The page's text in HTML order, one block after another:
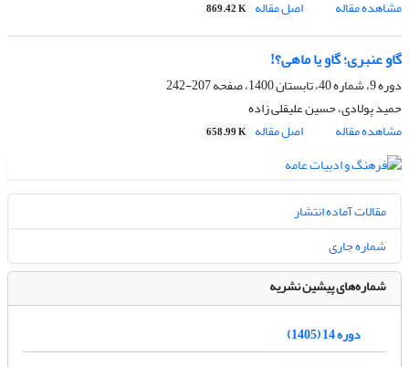
مشاهده مقاله
اصل مقاله 869.42 K
گاو عنبری؛ گاو یا ماهی؟!
دوره 9، شماره 40، تابستان 1400، صفحه
207-242
حمید پولادی، حسین علیقلی زاده
مشاهده مقاله
اصل مقاله 658.99 K
مقالات آماده انتشار
شماره جاری
شماره‌های پیشین نشریه
دوره 14 (1405)